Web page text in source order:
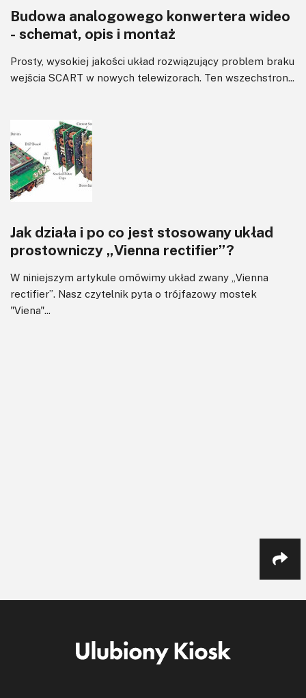
Budowa analogowego konwertera wideo
- schemat, opis i montaż
Prosty, wysokiej jakości układ rozwiązujący problem braku
wejścia SCART w nowych telewizorach. Ten wszechstron...
Jak działa i po co jest stosowany układ
prostowniczy „Vienna rectifier”?
W niniejszym artykule omówimy układ zwany „Vienna
rectifier”. Nasz czytelnik pyta o trójfazowy mostek
"Viena"...